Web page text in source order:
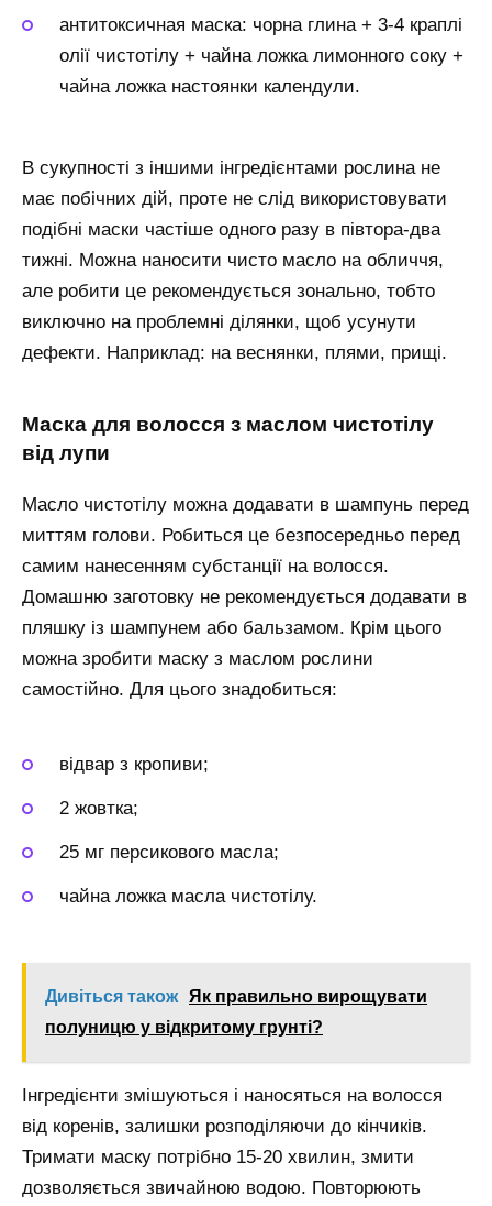
антитоксичная маска: чорна глина + 3-4 краплі
олії чистотілу + чайна ложка лимонного соку +
чайна ложка настоянки календули.
В сукупності з іншими інгредієнтами рослина не
має побічних дій, проте не слід використовувати
подібні маски частіше одного разу в півтора-два
тижні. Можна наносити чисто масло на обличчя,
але робити це рекомендується зонально, тобто
виключно на проблемні ділянки, щоб усунути
дефекти. Наприклад: на веснянки, плями, прищі.
Маска для волосся з маслом чистотілу
від лупи
Масло чистотілу можна додавати в шампунь перед
миттям голови. Робиться це безпосередньо перед
самим нанесенням субстанції на волосся.
Домашню заготовку не рекомендується додавати в
пляшку із шампунем або бальзамом. Крім цього
можна зробити маску з маслом рослини
самостійно. Для цього знадобиться:
відвар з кропиви;
2 жовтка;
25 мг персикового масла;
чайна ложка масла чистотілу.
Дивіться також Як правильно вирощувати
полуницю у відкритому грунті?
Інгредієнти змішуються і наносяться на волосся
від коренів, залишки розподіляючи до кінчиків.
Тримати маску потрібно 15-20 хвилин, змити
дозволяється звичайною водою. Повторюють